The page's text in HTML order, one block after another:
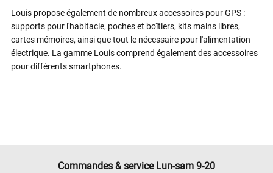
Louis propose également de nombreux accessoires pour GPS :
supports pour l'habitacle, poches et boîtiers, kits mains libres,
cartes mémoires, ainsi que tout le nécessaire pour l'alimentation
électrique. La gamme Louis comprend également des accessoires
pour différents smartphones.
Commandes & service Lun-sam 9-20